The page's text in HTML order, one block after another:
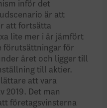
inför det
är att
att fortsätta
lite mer i år jämfört
förutsättningar för
året och ligger till
till aktier.
att vara
2019. Det man
företagsvinsterna